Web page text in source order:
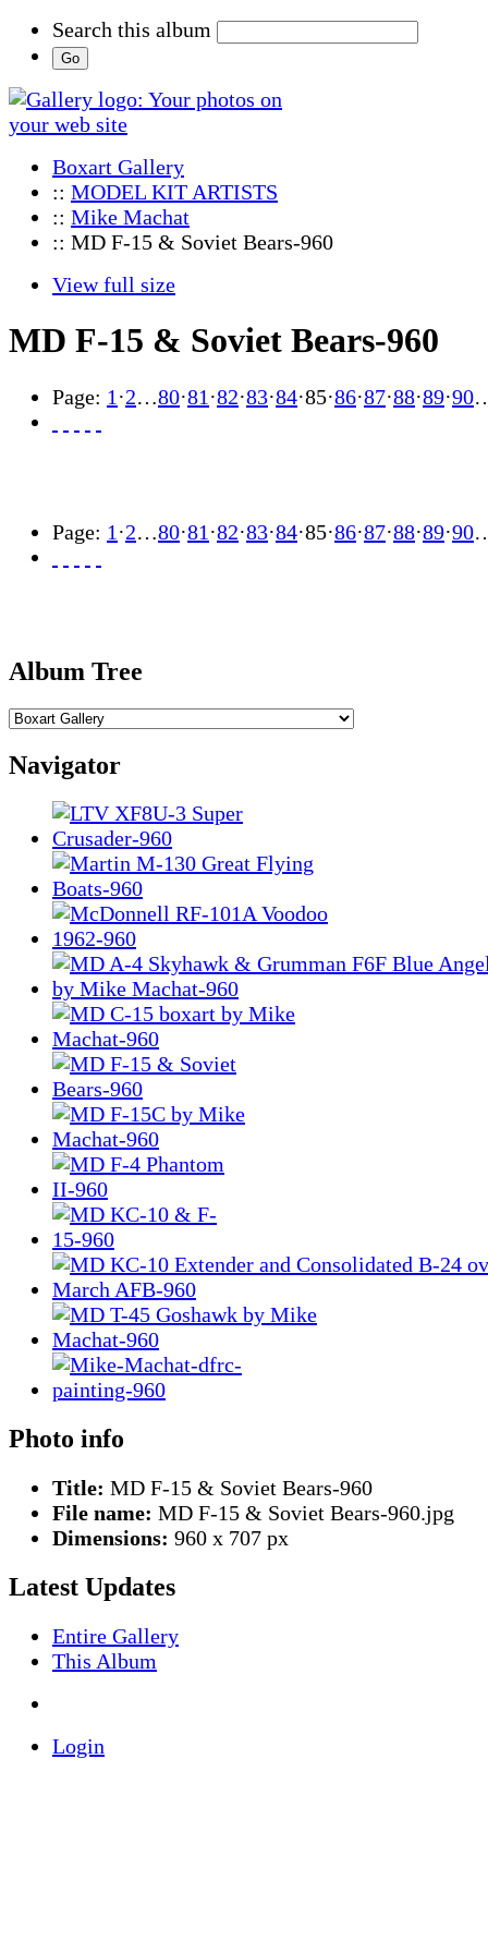
Search this album
Boxart Gallery
:: MODEL KIT ARTISTS
:: Mike Machat
:: MD F-15 & Soviet Bears-960
View full size
MD F-15 & Soviet Bears-960
Page: 1 ·2…80·81 ·82·83·84·85·86·87·88·89·90
Page: 1 ·2…80·81 ·82·83·84·85·86·87·88·89·90
Album Tree
Navigator
Photo info
Title: MD F-15 & Soviet Bears-960
File name: MD F-15 & Soviet Bears-960.jpg
Dimensions: 960 x 707 px
Latest Updates
Entire Gallery
This Album
Login